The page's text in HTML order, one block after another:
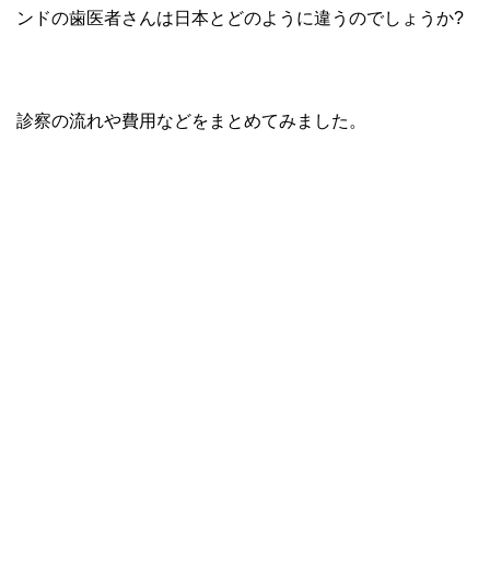
ンドの歯医者さんは日本とどのように違うのでしょうか?
診察の流れや費用などをまとめてみました。